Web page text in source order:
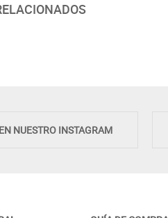
NUESTRO INSTAGRAM